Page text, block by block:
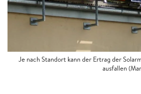
Je nach Standort kann der Ertrag der
ausfallen